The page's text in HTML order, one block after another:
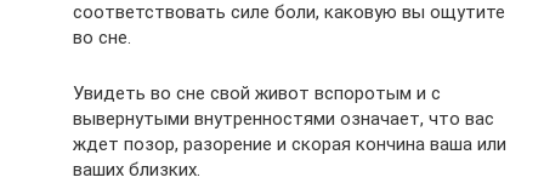
соответствовать силе боли, каковую вы ощутите
во сне.
Увидеть во сне свой живот вспоротым и с
вывернутыми внутренностями означает, что вас
ждет позор, разорение и скорая кончина ваша или
ваших близких.